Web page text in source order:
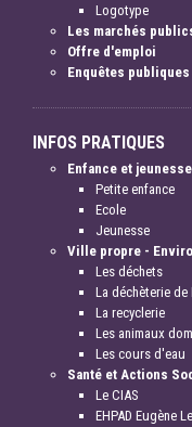
Logotype
Les marchés
Offre d'emploi
Enquêtes publiques
INFOS PRATIQUES
Enfance et jeunesse
Petite enfance
Ecole
Jeunesse
Ville propre -
Les déchets
La déchèterie
La recyclerie
Les animaux
Les cours d'eau
Santé et Actions
Le CIAS
EHPAD Eugène